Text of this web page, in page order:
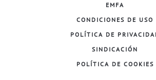
EMFA
CONDICIONES DE USO
POLÍTICA DE
SINDICACIÓN
POLÍTICA DE COOKIES